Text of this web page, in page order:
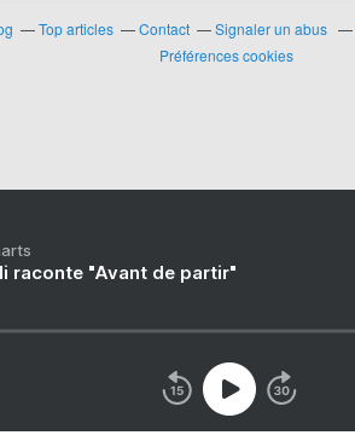
Top articles Contact Signaler un abus
Préférences cookies
raconte "Avant de partir"